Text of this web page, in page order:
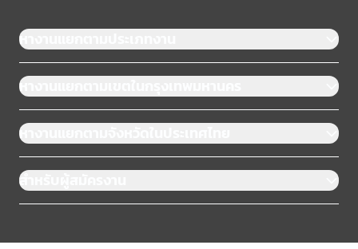
หางานแยกตามประเภทงาน
หางานแยกตามเขตในกรุงเทพมหานคร
หางานแยกตามจังหวัดในประเทศไทย
สำหรับผู้สมัครงาน